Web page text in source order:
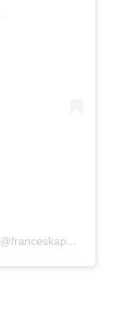
Un post condiviso da Franceska Pepe (@franceskapepe)